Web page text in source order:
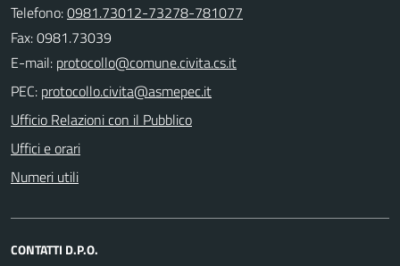
Telefono:0981.73012-73278-781077
Fax: 0981.73039
E-mail:
PEC:
Ufficio Relazioni con il Pubblico
Uffici e orari
Numeri utili
CONTATTI D.P.O.